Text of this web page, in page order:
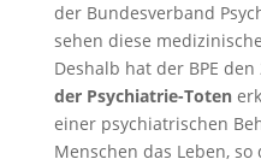
der Bundesverband
sehen diese
Deshalb hat der BPE
der Psychiatrie-Toten
einer psychiatrischen
Menschen das Leben,